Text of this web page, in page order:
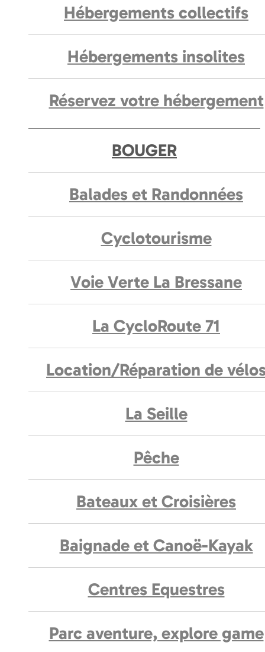
Hébergements collectifs
Hébergements insolites
Réservez votre hébergement
BOUGER
Balades et Randonnées
Cyclotourisme
Voie Verte La Bressane
La CycloRoute 71
Location/Réparation de
La Seille
Pêche
Bateaux et Croisières
Baignade et Canoë-Kayak
Centres Equestres
Parc aventure, explore game